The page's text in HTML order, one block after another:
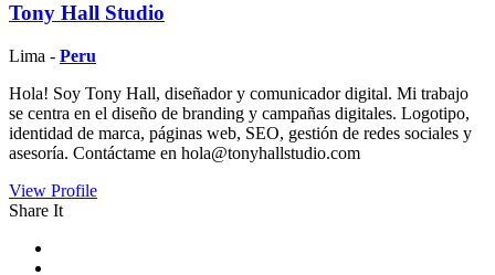
Tony Hall Studio
Lima - Peru
Hola! Soy Tony Hall, diseñador y comunicador digital. Mi trabajo
se centra en el diseño de branding y campañas digitales. Logotipo,
identidad de marca, páginas web, SEO, gestión de redes sociales y
asesoría. Contáctame en hola@tonyhallstudio.com
View Profile
Share It